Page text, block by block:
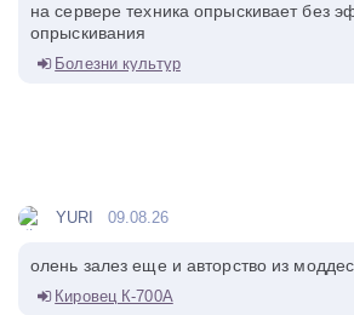
на сервере техника опрыскивает без
опрыскивания
Болезни культур
YURI 09.08.26
олень залез еще и авторство из
Кировец К-700А